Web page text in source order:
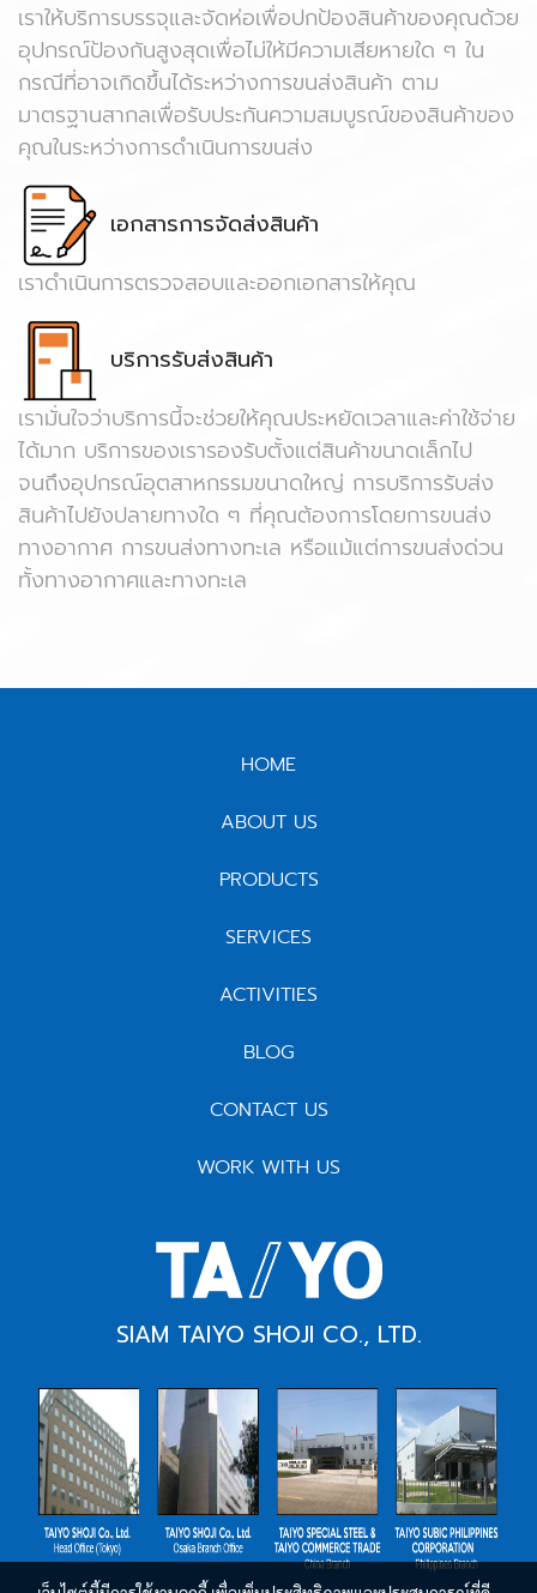
เราให้บริการบรรจุและจัดห่อเพื่อปกป้องสินค้าของคุณด้วย
อุปกรณ์ป้องกันสูงสุดเพื่อไม่ให้มีความเสียหายใด ๆ ใน
กรณีที่อาจเกิดขึ้นได้ระหว่างการขนส่งสินค้า ตาม
มาตรฐานสากลเพื่อรับประกันความสมบูรณ์ของสินค้าของ
คุณในระหว่างการดำเนินการขนส่ง
เอกสารการจัดส่งสินค้า
เราดำเนินการตรวจสอบและออกเอกสารให้คุณ
บริการรับส่งสินค้า
เรามั่นใจว่าบริการนี้จะช่วยให้คุณประหยัดเวลาและค่าใช้จ่าย
ได้มาก บริการของเรารองรับตั้งแต่สินค้าขนาดเล็กไป
จนถึงอุปกรณ์อุตสาหกรรมขนาดใหญ่ การบริการรับส่ง
สินค้าไปยังปลายทางใด ๆ ที่คุณต้องการโดยการขนส่ง
ทางอากาศ การขนส่งทางทะเล หรือแม้แต่การขนส่งด่วน
ทั้งทางอากาศและทางทะเล
HOME
ABOUT US
PRODUCTS
SERVICES
ACTIVITIES
BLOG
CONTACT US
WORK WITH US
SIAM TAIYO SHOJI CO., LTD.